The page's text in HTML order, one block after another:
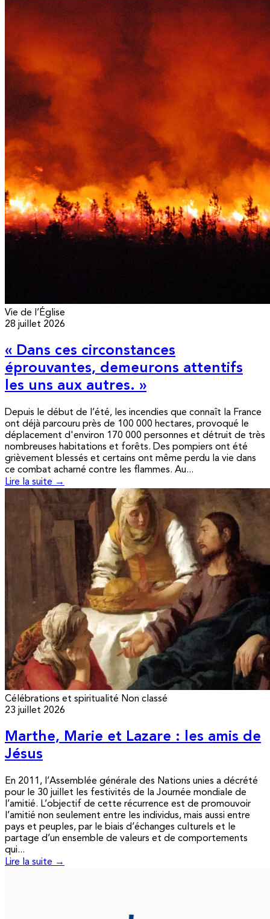
Vie de l’Église
28 juillet 2026
« Dans ces circonstances
éprouvantes, demeurons attentifs
les uns aux autres. »
Depuis le début de l’été, les incendies que connaît la France
ont déjà parcouru près de 100 000 hectares, provoqué le
déplacement d'environ 170 000 personnes et détruit de très
nombreuses habitations et forêts. Des pompiers ont été
grièvement blessés et certains ont même perdu la vie dans
ce combat acharné contre les flammes. Au...
Lire la suite →
Célébrations et spiritualité Non classé
23 juillet 2026
Marthe, Marie et Lazare : les amis de
Jésus
En 2011, l’Assemblée générale des Nations unies a décrété
pour le 30 juillet les festivités de la Journée mondiale de
l’amitié. L’objectif de cette récurrence est de promouvoir
l’amitié non seulement entre les individus, mais aussi entre
pays et peuples, par le biais d’échanges culturels et le
partage d’un ensemble de valeurs et de comportements
qui...
Lire la suite →